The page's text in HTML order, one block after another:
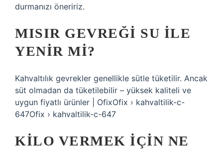
durmanızı öneririz.
MISIR GEVREĞI SU ILE
YENIR MI?
Kahvaltılık gevrekler genellikle sütle tüketilir. Ancak
süt olmadan da tüketilebilir – yüksek kaliteli ve
uygun fiyatlı ürünler | OfixOfix › kahvaltilik-c-
647Ofix › kahvaltilik-c-647
KILO VERMEK IÇIN NE